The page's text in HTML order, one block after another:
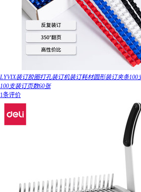
LYVIX装订胶圈打孔装订机装订耗材圆形装订夹条100
100支装订页数60张
1条评价